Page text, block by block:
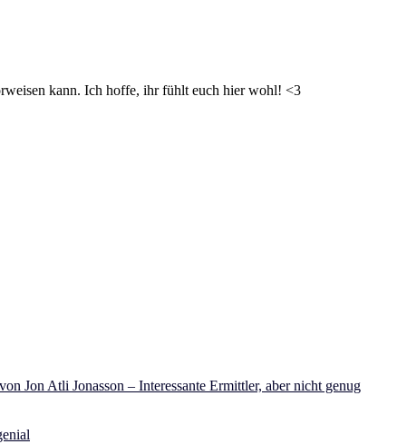
kann. Ich hoffe, ihr fühlt euch hier wohl! <3
Jon Atli Jonasson – Interessante Ermittler, aber nicht genug